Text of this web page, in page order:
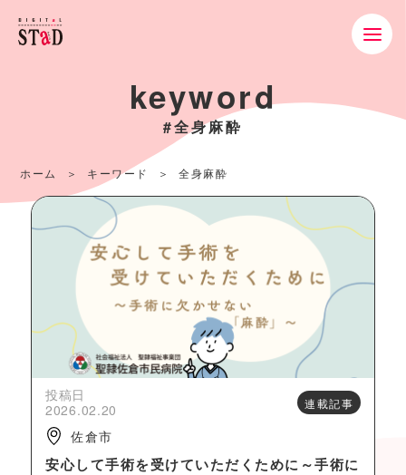
keyword
#全身麻酔
ホーム キーワード 全身麻酔
投稿日
2026.02.20
連載記事
佐倉市
安心して手術を受けていただくために～手術に